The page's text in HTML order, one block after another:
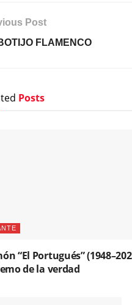
Post
FLAMENCO
Posts
“El Portugués”
de la verdad